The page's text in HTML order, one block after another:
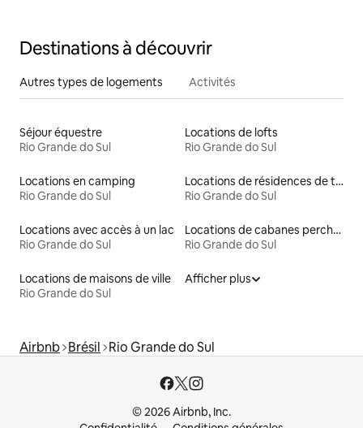
Destinations à découvrir
Autres types de logements Activités
Séjour équestre
Rio Grande do Sul
Locations de lofts
Rio Grande do Sul
Locations en camping
Rio Grande do Sul
Locations de résidences de tourisme
Rio Grande do Sul
Locations avec accès à un lac
Rio Grande do Sul
Locations de cabanes perchées
Rio Grande do Sul
Locations de maisons de ville
Rio Grande do Sul
Afficher plus
Airbnb Brésil Rio Grande do Sul
© 2026 Airbnb, Inc.